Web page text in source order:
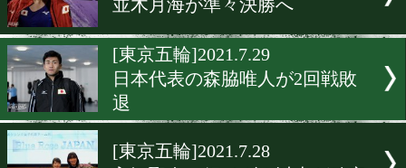
東京オリンピック田中亮明
準々決勝進出!
並木月海が準々決勝へ